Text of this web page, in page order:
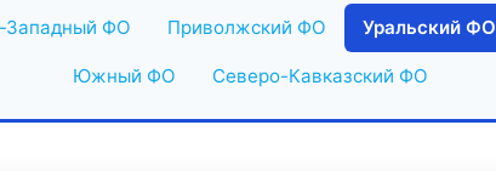
Западный ФО Приволжский ФО Уральский ФО
Южный ФО Северо-Кавказский ФО